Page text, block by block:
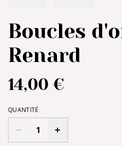
Boucles
Renard
14,00 €
QUANTITÉ